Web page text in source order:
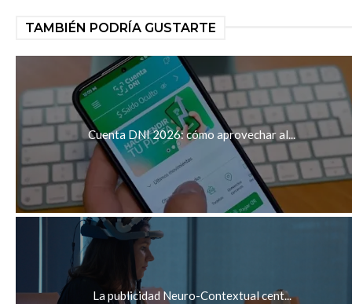
TAMBIÉN PODRÍA GUSTARTE
Cuenta DNI 2026: cómo aprovechar al...
La publicidad Neuro-Contextual cent...